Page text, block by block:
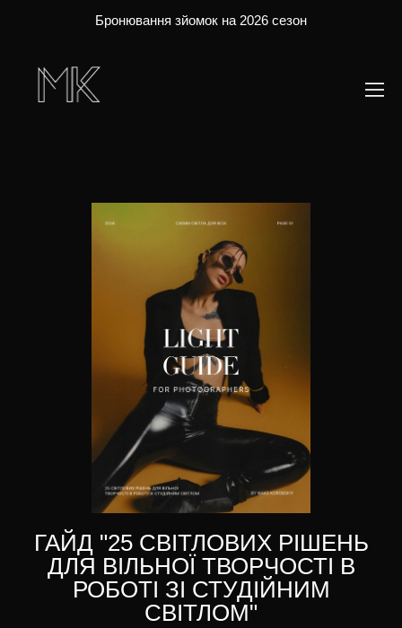
Бронювання зйомок на 2026 сезон
ГАЙД "25 СВІТЛОВИХ РІШЕНЬ
ДЛЯ ВІЛЬНОЇ ТВОРЧОСТІ В
РОБОТІ ЗІ СТУДІЙНИМ
СВІТЛОМ"